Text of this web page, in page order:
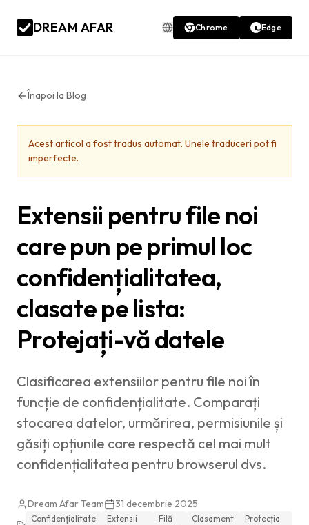
DREAM AFAR Chrome Edge
Înapoi la Blog
Acest articol a fost tradus automat. Unele traduceri pot fi
imperfecte.
Extensii pentru file noi
care pun pe primul loc
confidențialitatea,
clasate pe lista:
Protejați-vă datele
Clasificarea extensiilor pentru file noi în
funcție de confidențialitate. Comparați
stocarea datelor, urmărirea, permisiunile și
găsiți opțiunile care respectă cel mai mult
confidențialitatea pentru browserul dvs.
Dream Afar Team 31 decembrie 2025
Confidențialitate
Extensii
Filă
Clasament
Protecția